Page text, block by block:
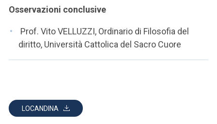
Osservazioni conclusive
Prof. Vito VELLUZZI, Ordinario di Filosofia del
diritto, Università Cattolica del Sacro Cuore
LOCANDINA